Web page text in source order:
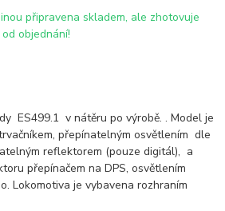
připravena skladem, ale zhotovuje
objednání!
ES499.1 v nátěru po výrobě. . Model je
přepínatelným osvětlením dle
reflektorem (pouze digitál), a
přepínačem na DPS, osvětlením
Lokomotiva je vybavena rozhraním